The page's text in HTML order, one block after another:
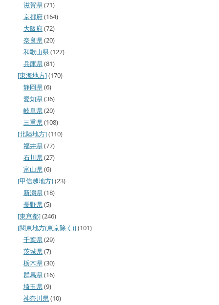
滋賀県(71)
京都府(164)
大阪府(72)
奈良県(20)
和歌山県(127)
兵庫県(81)
[東海地方](170)
静岡県(6)
愛知県(36)
岐阜県(20)
三重県(108)
[北陸地方](110)
福井県(77)
石川県(27)
富山県(6)
[甲信越地方](23)
新潟県(18)
長野県(5)
[東京都](246)
[関東地方(東京除く)](101)
千葉県(29)
茨城県(7)
栃木県(30)
群馬県(16)
埼玉県(9)
神奈川県(10)